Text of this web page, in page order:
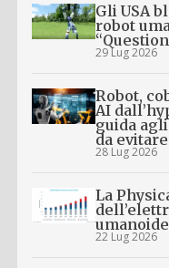
Gli USA
robot
29 Lug 2026
Robot,
AI
guida
da
28 Lug 2026
La
22 Lug 2026